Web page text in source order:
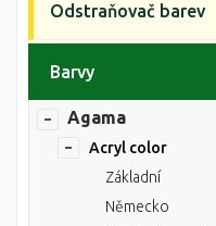
Odstraňovač barev
Barvy
Agama
Acryl color
Základní
Německo